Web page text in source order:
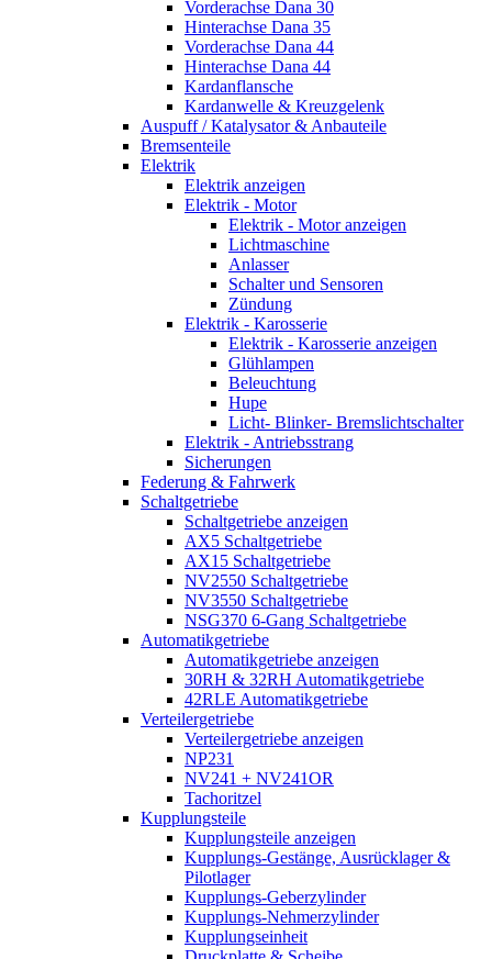
Vorderachse Dana 30
Hinterachse Dana 35
Vorderachse Dana 44
Hinterachse Dana 44
Kardanflansche
Kardanwelle & Kreuzgelenk
Auspuff / Katalysator & Anbauteile
Bremsenteile
Elektrik
Elektrik anzeigen
Elektrik - Motor
Elektrik - Motor anzeigen
Lichtmaschine
Anlasser
Schalter und Sensoren
Zündung
Elektrik - Karosserie
Elektrik - Karosserie anzeigen
Glühlampen
Beleuchtung
Hupe
Licht- Blinker- Bremslichtschalter
Elektrik - Antriebsstrang
Sicherungen
Federung & Fahrwerk
Schaltgetriebe
Schaltgetriebe anzeigen
AX5 Schaltgetriebe
AX15 Schaltgetriebe
NV2550 Schaltgetriebe
NV3550 Schaltgetriebe
NSG370 6-Gang Schaltgetriebe
Automatikgetriebe
Automatikgetriebe anzeigen
30RH & 32RH Automatikgetriebe
42RLE Automatikgetriebe
Verteilergetriebe
Verteilergetriebe anzeigen
NP231
NV241 + NV241OR
Tachoritzel
Kupplungsteile
Kupplungsteile anzeigen
Kupplungs-Gestänge, Ausrücklager &
Pilotlager
Kupplungs-Geberzylinder
Kupplungs-Nehmerzylinder
Kupplungseinheit